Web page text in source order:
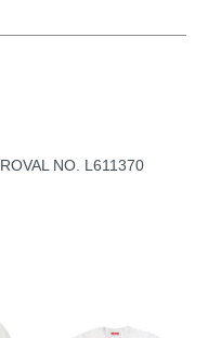
NO. L611370